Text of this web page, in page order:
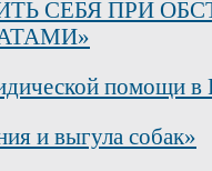
СЕБЯ ПРИ
помощи в
и выгула собак»